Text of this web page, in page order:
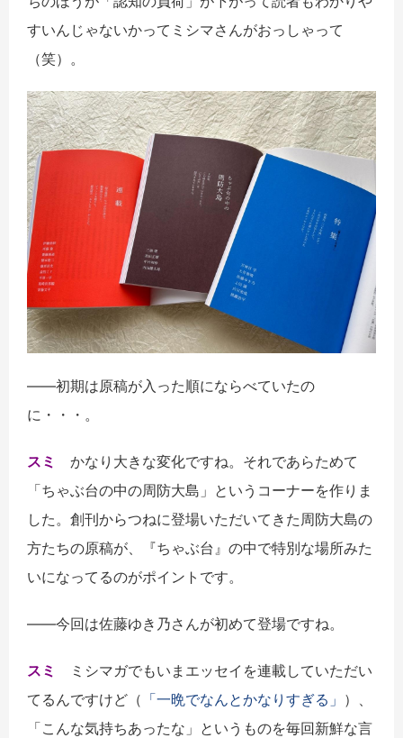
すいんじゃないかってミシマさんがおっしゃって
（笑）。
――初期は原稿が入った順にならべていたの
に・・・。
スミ
かなり大きな変化ですね。それであらためて
「ちゃぶ台の中の周防大島」というコーナーを作りま
した。創刊からつねに登場いただいてきた周防大島の
方たちの原稿が、『ちゃぶ台』の中で特別な場所みた
いになってるのがポイントです。
――今回は佐藤ゆき乃さんが初めて登場ですね。
スミ
ミシマガでもいまエッセイを連載していただい
てるんですけど（ 「一晩でなんとかなりすぎる」 ）、
「こんな気持ちあったな」というものを毎回新鮮な言